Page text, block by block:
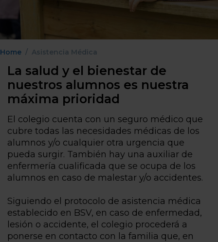
Home Asistencia Médica
La salud y el bienestar de
nuestros alumnos es nuestra
máxima prioridad
El colegio cuenta con un seguro médico que
cubre todas las necesidades médicas de los
alumnos y/o cualquier otra urgencia que
pueda surgir. También hay una auxiliar de
enfermería cualificada que se ocupa de los
alumnos en caso de malestar y/o accidentes.
Siguiendo el protocolo de asistencia médica
establecido en BSV, en caso de enfermedad,
lesión o accidente, el colegio procederá a
ponerse en contacto con la familia que, en